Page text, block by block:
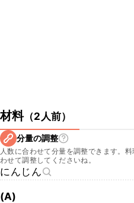
材料（2人前）
分量の調整
人数に合わせて分量を調整できます。
わせて調整してくださいね。
にんじん
(A)